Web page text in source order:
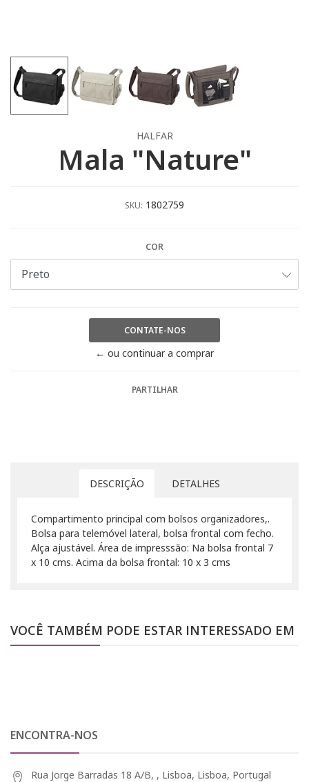
HALFAR
Mala "Nature"
SKU: 1802759
COR
CONTATE-NOS
← ou continuar a comprar
PARTILHAR
DESCRIÇÃO DETALHES
Compartimento principal com bolsos organizadores,.
Bolsa para telemóvel lateral, bolsa frontal com fecho.
Alça ajustável. Área de impresssão: Na bolsa frontal 7
x 10 cms. Acima da bolsa frontal: 10 x 3 cms
VOCÊ TAMBÉM PODE ESTAR INTERESSADO EM
ENCONTRA-NOS
Rua Jorge Barradas 18 A/B, , Lisboa, Lisboa, Portugal